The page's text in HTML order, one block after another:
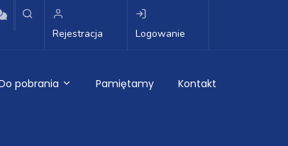
Rejestracja Logowanie
pobrania Pamiętamy Kontakt